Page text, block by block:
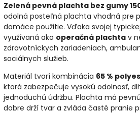
Zelená pevná plachta bez gumy
odolná posteľná plachta vhodná pre
domáce použitie. Vďaka svojej
využívaná ako operačná plachta v
zdravotníckych zariadeniach,
sociálnych služieb.
Materiál tvorí kombinácia 65 %
ktorá zabezpečuje vysokú odolnosť,
jednoduchú údržbu. Plachta má
dobre drží tvar a zvláda časté pranie